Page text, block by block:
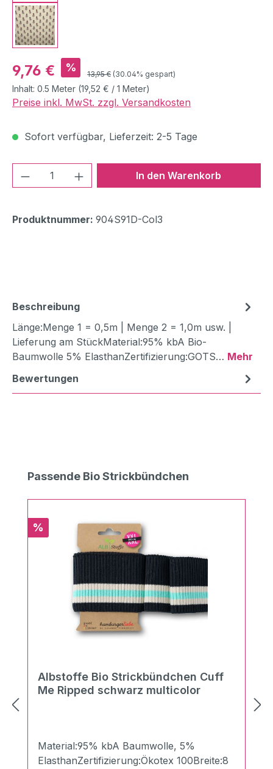
Verkaufspreis:
9,76 € % Regulärer Preis:
13,95 € (30.04% gespart)
Inhalt: 0.5 Meter (19,52 € / 1 Meter)
Preise inkl. MwSt. zzgl. Versandkosten
Sofort verfügbar, Lieferzeit: 2-5 Tage
Produkt Anzahl: Gib denIn den Warenkorb
Produktnummer: 904S91D-Col3
Beschreibung
Länge:Menge 1 = 0,5m | Menge 2 = 1,0m usw. |
Lieferung am StückMaterial:95% kbA Bio-
Baumwolle 5% ElasthanZertifizierung:GOTS… Mehr
Bewertungen
Produktgalerie überspringen
Passende Bio Strickbündchen
Rabatt
%
Albstoffe Bio Strickbündchen Cuff
Me Ripped schwarz multicolor
Material:95% kbA Baumwolle, 5%
ElasthanZertifizierung:Ökotex 100Breite:8